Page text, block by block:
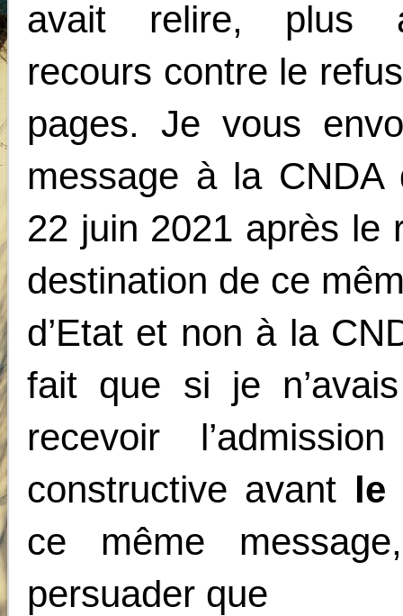
avait relire, plus
recours contre le
pages. Je vous
message à la
22 juin 2021 après le
destination de ce
d’Etat et non à la
fait que si je
recevoir
constructive avant le
ce même
persuader que